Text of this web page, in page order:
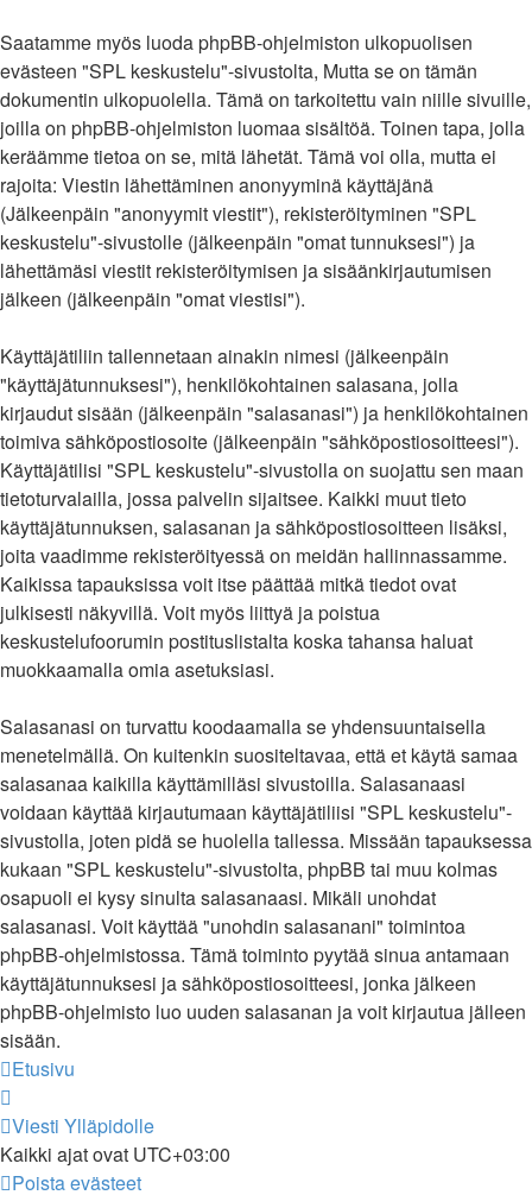
Saatamme myös luoda phpBB-ohjelmiston ulkopuolisen
evästeen "SPL keskustelu"-sivustolta, Mutta se on tämän
dokumentin ulkopuolella. Tämä on tarkoitettu vain niille sivuille,
joilla on phpBB-ohjelmiston luomaa sisältöä. Toinen tapa, jolla
keräämme tietoa on se, mitä lähetät. Tämä voi olla, mutta ei
rajoita: Viestin lähettäminen anonyyminä käyttäjänä
(Jälkeenpäin "anonyymit viestit"), rekisteröityminen "SPL
keskustelu"-sivustolle (jälkeenpäin "omat tunnuksesi") ja
lähettämäsi viestit rekisteröitymisen ja sisäänkirjautumisen
jälkeen (jälkeenpäin "omat viestisi").
Käyttäjätiliin tallennetaan ainakin nimesi (jälkeenpäin
"käyttäjätunnuksesi"), henkilökohtainen salasana, jolla
kirjaudut sisään (jälkeenpäin "salasanasi") ja henkilökohtainen
toimiva sähköpostiosoite (jälkeenpäin "sähköpostiosoitteesi").
Käyttäjätilisi "SPL keskustelu"-sivustolla on suojattu sen maan
tietoturvalailla, jossa palvelin sijaitsee. Kaikki muut tieto
käyttäjätunnuksen, salasanan ja sähköpostiosoitteen lisäksi,
joita vaadimme rekisteröityessä on meidän hallinnassamme.
Kaikissa tapauksissa voit itse päättää mitkä tiedot ovat
julkisesti näkyvillä. Voit myös liittyä ja poistua
keskustelufoorumin postituslistalta koska tahansa haluat
muokkaamalla omia asetuksiasi.
Salasanasi on turvattu koodaamalla se yhdensuuntaisella
menetelmällä. On kuitenkin suositeltavaa, että et käytä samaa
salasanaa kaikilla käyttämilläsi sivustoilla. Salasanaasi
voidaan käyttää kirjautumaan käyttäjätiliisi "SPL keskustelu"-
sivustolla, joten pidä se huolella tallessa. Missään tapauksessa
kukaan "SPL keskustelu"-sivustolta, phpBB tai muu kolmas
osapuoli ei kysy sinulta salasanaasi. Mikäli unohdat
salasanasi. Voit käyttää "unohdin salasanani" toimintoa
phpBB-ohjelmistossa. Tämä toiminto pyytää sinua antamaan
käyttäjätunnuksesi ja sähköpostiosoitteesi, jonka jälkeen
phpBB-ohjelmisto luo uuden salasanan ja voit kirjautua jälleen
sisään.
Etusivu
Viesti Ylläpidolle
Kaikki ajat ovat UTC+03:00
Poista evästeet